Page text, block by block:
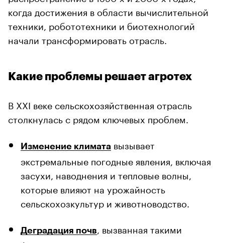
когда достижения в области вычислительной
техники, робототехники и биотехнологий
начали трансформировать отрасль.
Какие проблемы решает агротех
В XXI веке сельскохозяйственная отрасль
столкнулась с рядом ключевых проблем.
Изменение климата вызывает
экстремальные погодные явления, включая
засухи, наводнения и тепловые волны,
которые влияют на урожайность
сельскохозкультур и животноводство.
Деградация почв
, вызванная такими